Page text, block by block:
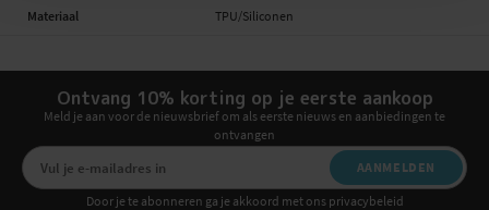
Materiaal TPU/Siliconen
Ontvang 10% korting op je eerste aankoop
Meld je aan voor de nieuwsbrief om als eerste nieuws en aanbiedingen te
ontvangen
AANMELDEN
Door je te abonneren ga je akkoord met ons privacybeleid